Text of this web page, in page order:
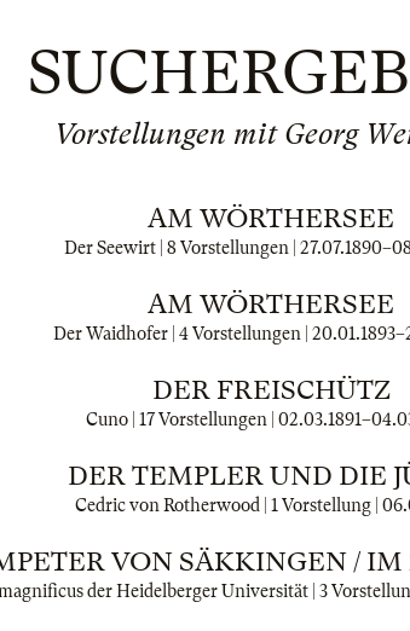
Vorstellungen mit Georg
AM WÖRTHERSEE
Der Seewirt | 8 Vorstellungen | 27.07.1890–
AM WÖRTHERSEE
Der Waidhofer | 4 Vorstellungen | 20.01.1893–
DER FREISCHÜTZ
Cuno | 17 Vorstellungen | 02.03.1891–
DER TEMPLER UND DIE
Cedric von Rotherwood | 1 Vorstellung |
VON SÄKKINGEN /
der Heidelberger Universität | 3